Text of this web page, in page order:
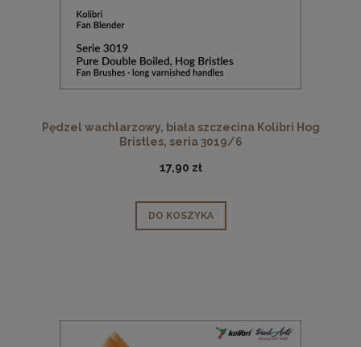
Pędzel wachlarzowy, biała szczecina Kolibri Hog
Bristles, seria 3019/6
17,90 zł
DO KOSZYKA